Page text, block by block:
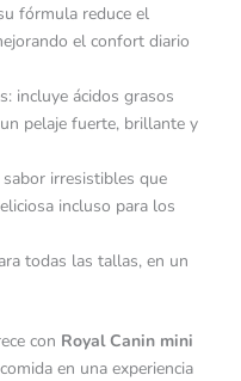
fórmula reduce el
el confort diario
incluye ácidos grasos
pelaje fuerte, brillante y
irresistibles que
incluso para los
todas las tallas, en un
con Royal Canin mini
en una experiencia